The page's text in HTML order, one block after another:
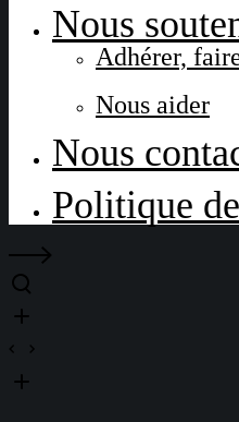
Nous
Adhérer,
Nous aider
Nous
Politique